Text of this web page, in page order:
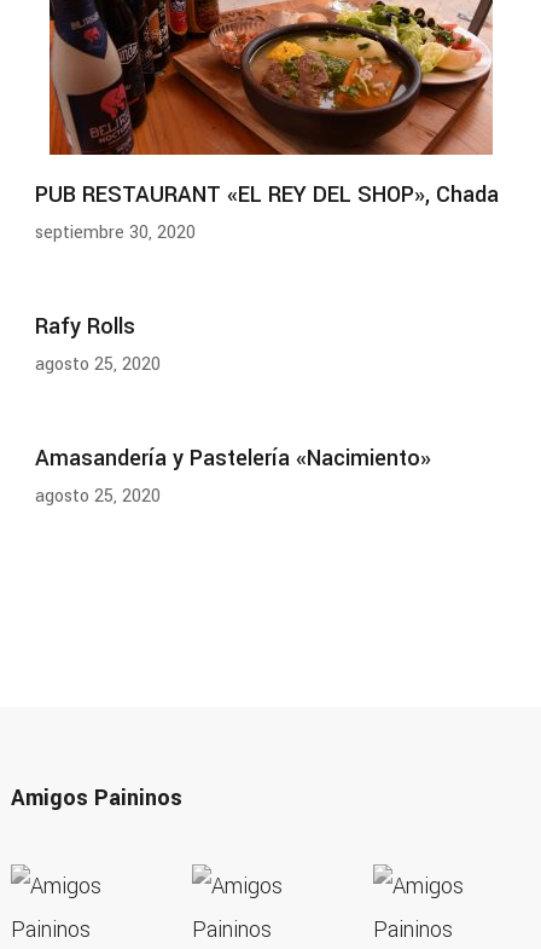
PUB RESTAURANT «EL REY DEL SHOP», Chada
septiembre 30, 2020
Rafy Rolls
agosto 25, 2020
Amasandería y Pastelería «Nacimiento»
agosto 25, 2020
Amigos Paininos